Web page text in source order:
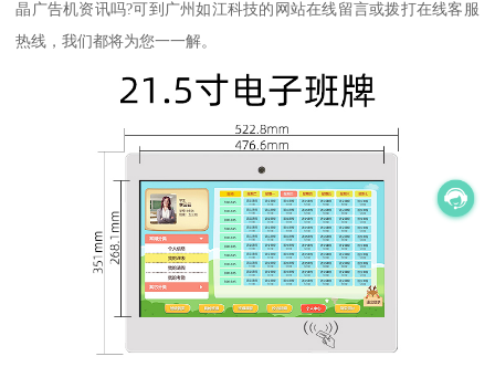
晶广告机资讯吗?可到广州如江科技的网站在线留言或拨打在线客服
热线，我们都将为您一一解。